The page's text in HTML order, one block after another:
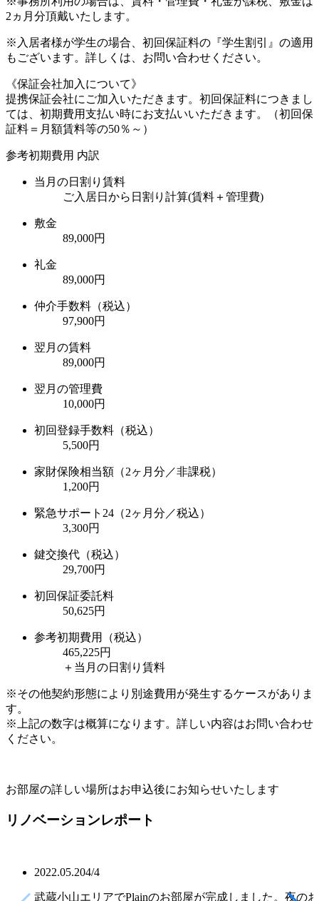
2ヵ月分頂戴いたします。
※入居者様が学生の場合、初回保証料の『学生割引』の適用
もございます。詳しくは、お問い合わせください。
《保証会社加入について》
提携保証会社にご加入いただきます。初回保証料につきまし
ては、初期費用支払い時にお支払いいただきます。（初回保
証料＝月額賃料等の50％～）
参考初期費用 内訳
当月の日割り賃料
ご入居日から日割り計算(賃料＋管理費)
敷金
89,000円
礼金
89,000円
仲介手数料（税込）
97,900円
翌月の賃料
89,000円
翌月の管理費
10,000円
初回登録手数料（税込）
5,500円
家財保険相当額（2ヶ月分／非課税）
1,200円
緊急サポート24（2ヶ月分／税込）
3,300円
鍵交換代（税込）
29,700円
初回保証委託料
50,625円
参考初期費用（税込）
465,225円
＋当月の日割り賃料
※その他契約形態により別途費用が発生するケースがありま
す。
※上記の数字は概算になります。詳しい内容はお問い合わせ
ください。
お部屋の詳しい場所はお申込後にお知らせいたします
リノベーションレポート
2022.05.204/4
武蔵小山エリアでPlainのお部屋が完成しました。夜の